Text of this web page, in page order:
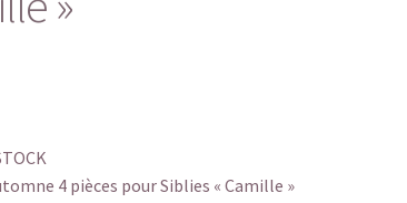
4 pièces pour Siblies « Camille »